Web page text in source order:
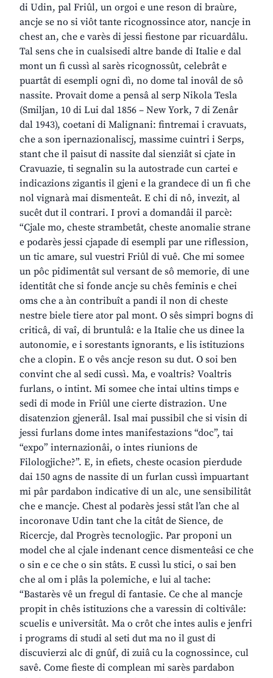
di Udin, pal Friûl, un orgoi e une reson di braùre,
ancje se no si viôt tante ricognossince ator, nancje in
chest an, che e varès di jessi fiestone par ricuardâlu.
Tal sens che in cualsisedi altre bande di Italie e dal
mont un fi cussì al sarès ricognossût, celebrât e
puartât di esempli ogni dì, no dome tal inovâl de sô
nassite. Provait dome a pensâ al serp Nikola Tesla
(Smiljan, 10 di Lui dal 1856 – New York, 7 di Zenâr
dal 1943), coetani di Malignani: fintremai i cravuats,
che a son ipernazionaliscj, massime cuintri i Serps,
stant che il paisut di nassite dal sienziât si cjate in
Cravuazie, ti segnalin su la autostrade cun cartei e
indicazions zigantis il gjeni e la grandece di un fi che
nol vignarà mai dismenteât. E chi di nô, invezit, al
sucêt dut il contrari. I provi a domandâi il parcè:
“Cjale mo, cheste strambetât, cheste anomalie strane
e podarès jessi cjapade di esempli par une riflession,
un tic amare, sul vuestri Friûl di vuê. Che mi somee
un pôc pidimentât sul versant de sô memorie, di une
identitât che si fonde ancje su chês feminis e chei
oms che a àn contribuît a pandi il non di cheste
nestre biele tiere ator pal mont. O sês simpri bogns di
criticâ, di vaî, di bruntulâ: e la Italie che us dinee la
autonomie, e i sorestants ignorants, e lis istituzions
che a clopin. E o vês ancje reson su dut. O soi ben
convint che al sedi cussì. Ma, e voaltris? Voaltris
furlans, o intint. Mi somee che intai ultins timps e
sedi di mode in Friûl une cierte distrazion. Une
disatenzion gjenerâl. Isal mai pussibil che si visin di
jessi furlans dome intes manifestazions “doc”, tai
“expo” internazionâi, o intes riunions de
Filologjiche?”. E, in efiets, cheste ocasion pierdude
dai 150 agns de nassite di un furlan cussì impuartant
mi pâr pardabon indicative di un alc, une sensibilitât
che e mancje. Chest al podarès jessi stât l’an che al
incoronave Udin tant che la citât de Sience, de
Ricercje, dal Progrès tecnologjic. Par proponi un
model che al cjale indenant cence dismenteâsi ce che
o sin e ce che o sin stâts. E cussì lu stici, o sai ben
che al om i plâs la polemiche, e lui al tache:
“Bastarès vê un fregul di fantasie. Ce che al mancje
propit in chês istituzions che a varessin di coltivâle:
scuelis e universitât. Ma o crôt che intes aulis e jenfri
i programs di studi al seti dut ma no il gust di
discuvierzi alc di gnûf, di zuiâ cu la cognossince, cul
savê. Come fieste di complean mi sarès pardabon